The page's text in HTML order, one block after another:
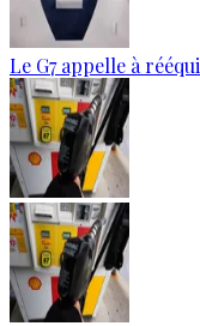
Le G7 appelle à